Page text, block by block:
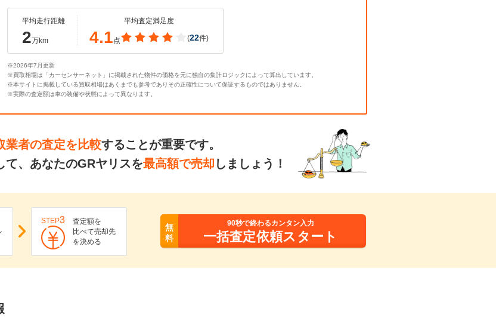
平均走行距離
2万km
平均査定満足度
4.1点 (22件)
※2026年7月更新
※買取相場は「カーセンサーネット」に掲載された物件の価格を元に独自の集計ロジックによって算出しています。
※本サイトに掲載している買取相場はあくまでも参考でありその正確性について保証するものではありません。
※実際の査定額は車の装備や状態によって異なります。
業者の査定を比較することが重要です。
て、あなたのGRヤリスを最高額で売却 しましょう！
STEP3
査定額を
比べて売却先
を決める
無
料
90秒で終わるカンタン入力
一括査定依頼スタート